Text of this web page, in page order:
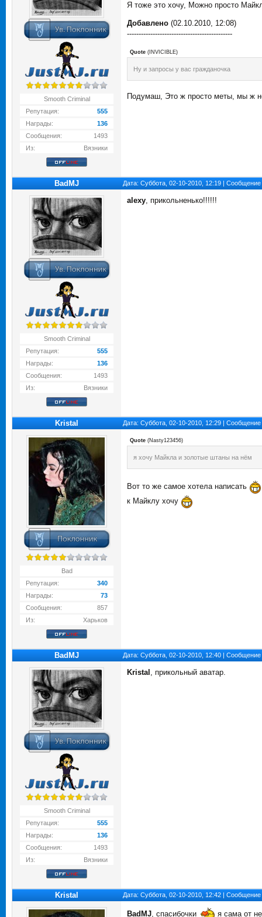
Smooth Criminal
Репутация:
555
Награды:
136
Сообщения:
1493
Из:
Вязники
Я тоже это хочу, Можно просто
Добавлено (02.10.2010, 12:08)
---------------------------------------------
Quote ( INVICIBLE)
Ну и запросы у вас гражданочка
Подумаш, Это ж просто меты, мы ж
BadMJ Дата: Суббота, 02-10-2010, 12:19 |
Smooth Criminal
Репутация:
555
Награды:
136
Сообщения:
1493
Из:
Вязники
alexy, прикольненько!!!!!!
Kristal Дата: Суббота, 02-10-2010, 12:29 |
Bad
Репутация:
340
Награды:
73
Сообщения:
857
Из:
Харьков
Quote (Nasty123456)
я хочу Майкла и золотые штаны на нём
Вот то же самое хотела написать
к Майклу хочу
BadMJ Дата: Суббота, 02-10-2010, 12:40 |
Smooth Criminal
Репутация:
555
Награды:
136
Сообщения:
1493
Из:
Вязники
Kristal , прикольный аватар.
Kristal Дата: Суббота, 02-10-2010, 12:42 |
BadMJ , спасибочки я сама от